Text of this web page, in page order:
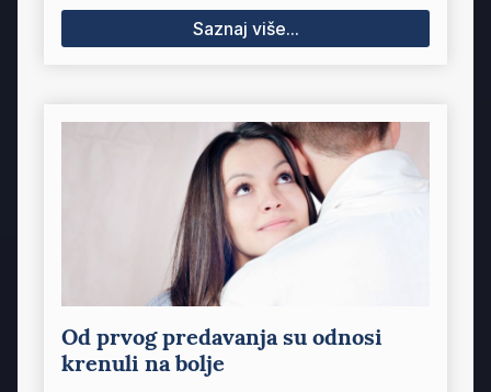
Saznaj više...
Od prvog predavanja su odnosi
krenuli na bolje